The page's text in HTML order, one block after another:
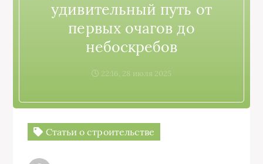
удивительный путь от
первых очагов до
небоскребов
22:16, 28 июля 2025
Статьи о строительстве